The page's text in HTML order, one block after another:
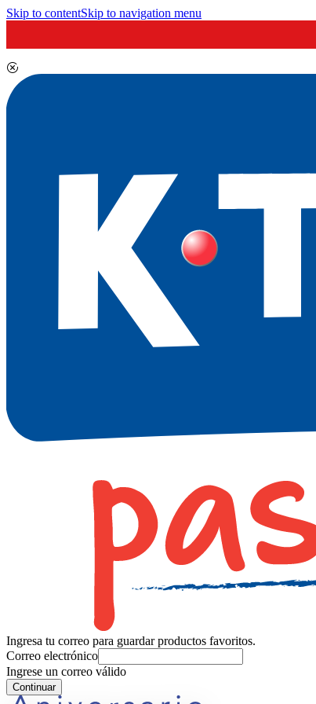
Skip to contentSkip to navigation menu
Ingresa tu correo para guardar productos favoritos.
Correo electrónico
Ingrese un correo válido
Continuar